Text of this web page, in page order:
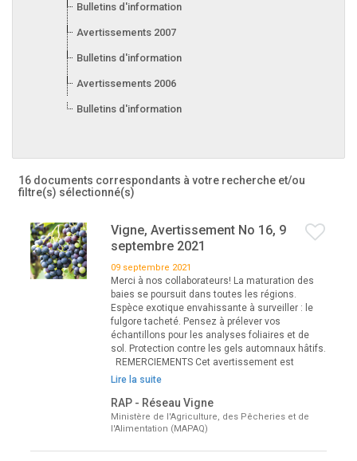
Bulletins d'information 2008
Avertissements 2007
Bulletins d'information 2007
Avertissements 2006
Bulletins d'information 2006
16 documents correspondants à votre recherche et/ou
filtre(s) sélectionné(s)
Vigne, Avertissement No 16, 9
septembre 2021
09 septembre 2021
Merci à nos collaborateurs! La maturation des
baies se poursuit dans toutes les régions.
Espèce exotique envahissante à surveiller : le
fulgore tacheté. Pensez à prélever vos
échantillons pour les analyses foliaires et de
sol. Protection contre les gels automnaux hâtifs.
REMERCIEMENTS Cet avertissement est
Lire la suite
RAP - Réseau Vigne
Ministère de l'Agriculture, des Pêcheries et de
l'Alimentation (MAPAQ)